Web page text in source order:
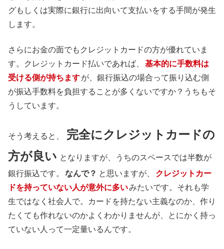
グもしくは実際に銀行に出向いて支払いをする手間が発生
します。
さらにお金の面でもクレジットカードの方が優れていま
す。クレジットカード払いであれば、
基本的に手数料は
受ける側が持ちますが、銀行振込の場合って振り込む側
が振込手数料を負担することが多くないですか？うちもそ
うしています。
そう考えると、
完全にクレジットカードの
方が良い となりますが、うちのスペースでは半数が
銀行振込です。
なんで？ と思いますが、
クレジットカー
ドを持っていない人が意外に多いみたいです。それも学
生ではなく社会人で。カードを持たない主義なのか、作り
たくても作れないのかよくわかりませんが、とにかく持っ
ていない人って一定量いるんです。